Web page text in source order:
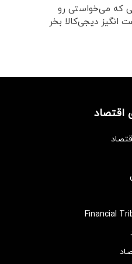
که می‌خواستی رو
انگیز دیجی‌کالا بخر
اقتصاد